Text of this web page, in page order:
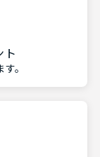
ト
。